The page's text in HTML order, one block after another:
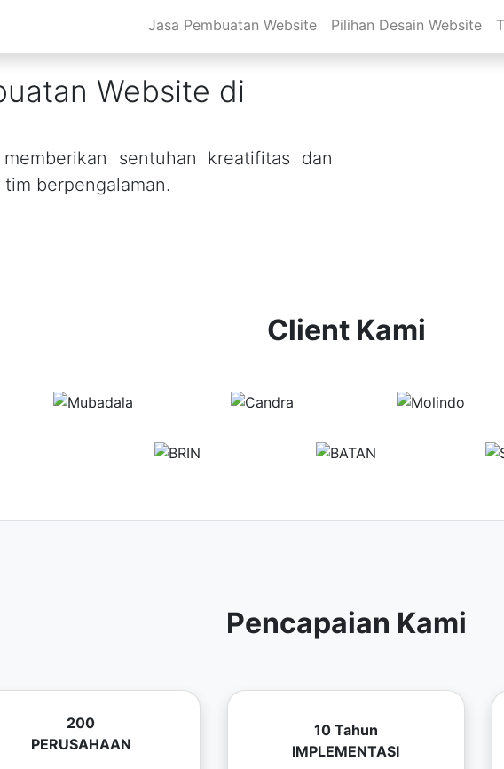
Jasa Pembuatan Website Pilihan Desain Website
Website di
sentuhan kreatifitas dan
berpengalaman.
Client Kami
Pencapaian Kami
200
PERUSAHAAN
10 Tahun
IMPLEMENTASI